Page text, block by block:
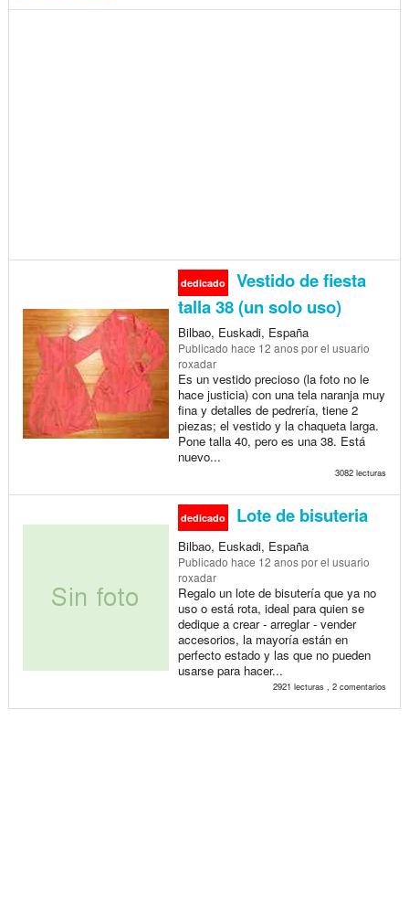
dedicado
Vestido de fiesta
talla 38 (un solo uso)
Bilbao, Euskadi, España
Publicado hace 12 anospor el usuario
roxadar
Es un vestido precioso (la foto no le
hace justicia) con una tela naranja muy
fina y detalles de pedrería, tiene 2
piezas; el vestido y la chaqueta larga.
Pone talla 40, pero es una 38. Está
nuevo...
3082 lecturas
dedicado Lote de bisuteria
Bilbao, Euskadi, España
Publicado hace 12 anospor el usuario
roxadar
Regalo un lote de bisutería que ya no
uso o está rota, ideal para quien se
dedique a crear - arreglar - vender
accesorios, la mayoría están en
perfecto estado y las que no pueden
usarse para hacer...
2921 lecturas , 2 comentarios